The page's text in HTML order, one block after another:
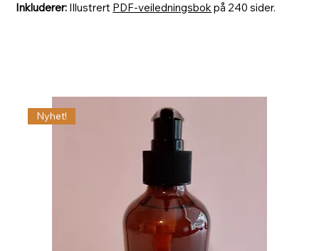
Inkluderer: Illustrert PDF-veiledningsbokpå 240 sider.
Nyhet!